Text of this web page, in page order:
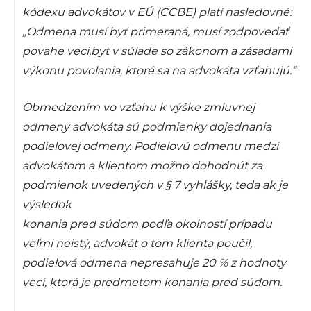
kódexu advokátov v EÚ (CCBE) platí nasledovné:
„Odmena musí byť primeraná, musí zodpovedať
povahe veci,byť v súlade so zákonom a zásadami
výkonu povolania, ktoré sa na advokáta vzťahujú.“
Obmedzením vo vzťahu k výške zmluvnej
odmeny advokáta sú podmienky dojednania
podielovej odmeny. Podielovú odmenu medzi
advokátom a klientom možno dohodnúť za
podmienok uvedených v § 7 vyhlášky, teda ak je
výsledok
konania pred súdom podľa okolností prípadu
veľmi neistý, advokát o tom klienta poučil,
podielová odmena nepresahuje 20 % z hodnoty
veci, ktorá je predmetom konania pred súdom.